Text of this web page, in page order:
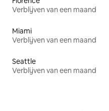
Verblijven van een maand
Miami
Verblijven van een maand
Seattle
Verblijven van een maand